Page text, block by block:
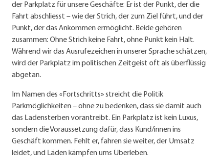
der Parkplatz für unsere Geschäfte: Er ist der Punkt, der die
Fahrt abschliesst – wie der Strich, der zum Ziel führt, und der
Punkt, der das Ankommen ermöglicht. Beide gehören
zusammen: Ohne Strich keine Fahrt, ohne Punkt kein Halt.
Während wir das Ausrufezeichen in unserer Sprache schätzen,
wird der Parkplatz im politischen Zeitgeist oft als überflüssig
abgetan.
Im Namen des «Fortschritts» streicht die Politik
Parkmöglichkeiten – ohne zu bedenken, dass sie damit auch
das Ladensterben vorantreibt. Ein Parkplatz ist kein Luxus,
sondern die Voraussetzung dafür, dass Kund/innen ins
Geschäft kommen. Fehlt er, fahren sie weiter, der Umsatz
leidet, und Läden kämpfen ums Überleben.